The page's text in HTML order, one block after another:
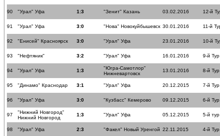
90 "Урал" Уфа 1:3 "Зенит" Казань 03.02.2016 12-й
91 "Урал" Уфа 3:0 "Нова" Новокуйбышевск 30.01.2016 11-й
92 "Енисей" Красноярск 3:0 "Урал" Уфа 23.01.2016 10-й
93 "Нефтяник" 3:2 "Урал" Уфа 16.01.2016 9-й Тур
94 "Урал" Уфа 1:3
"Югра-Самотлор"
Нижневартовск
13.01.2016 8-й Тур
95 "Динамо" Краснодар 3:1 "Урал" Уфа 20.12.2015 7-й Тур
96 "Урал" Уфа 3:0 "Кузбасс" Кемерово 09.12.2015 6-й Тур
97
"Нижний Новгород"
Нижний Новгород
1:3 "Урал" Уфа 05.12.2015 5-й тур
98 "Урал" Уфа 2:3 "Факел" Новый Уренгой 22.11.2015 4-й Тур